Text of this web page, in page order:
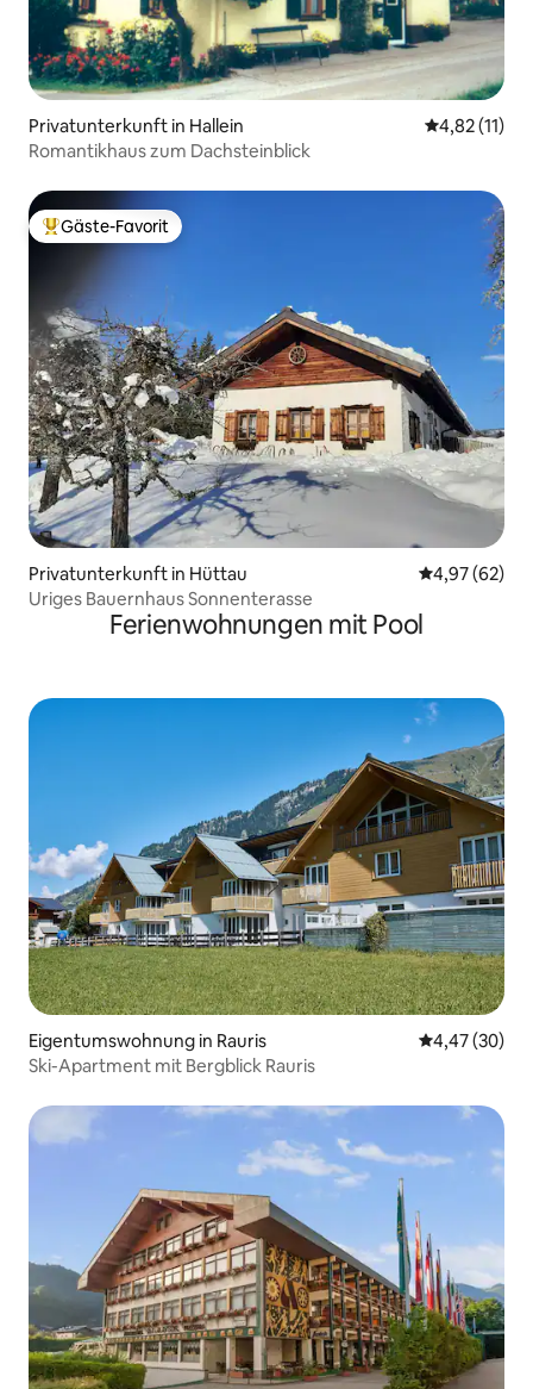
Privatunterkunft in Hallein
4,82 (11)
Romantikhaus zum Dachsteinblick
Beliebter Gäste-Favorit.
Gäste-Favorit
Privatunterkunft in Hüttau
4,97 (62)
Uriges Bauernhaus Sonnenterasse
Ferienwohnungen mit Pool
Eigentumswohnung in Rauris
4,47 (30)
Ski-Apartment mit Bergblick Rauris